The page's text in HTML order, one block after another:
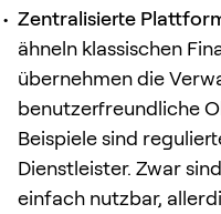
Zentralisierte
ähneln klassischen
übernehmen die
benutzerfreundliche
Beispiele sind
Dienstleister. Zwar
einfach nutzbar,